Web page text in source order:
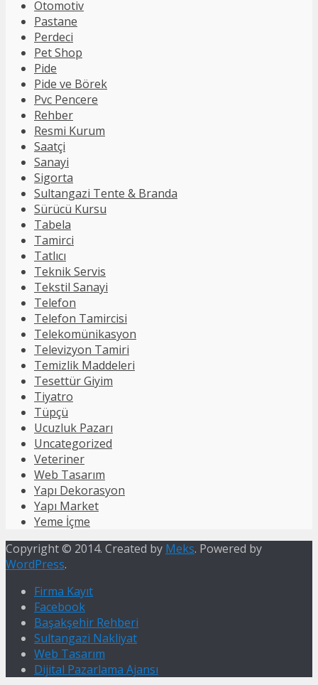
Otomotiv
Pastane
Perdeci
Pet Shop
Pide
Pide ve Börek
Pvc Pencere
Rehber
Resmi Kurum
Saatçi
Sanayi
Sigorta
Sultangazi Tente & Branda
Sürücü Kursu
Tabela
Tamirci
Tatlıcı
Teknik Servis
Tekstil Sanayi
Telefon
Telefon Tamircisi
Telekomünikasyon
Televizyon Tamiri
Temizlik Maddeleri
Tesettür Giyim
Tiyatro
Tüpçü
Ucuzluk Pazarı
Uncategorized
Veteriner
Web Tasarım
Yapı Dekorasyon
Yapı Market
Yeme İçme
Copyright © 2014. Created by Meks. Powered by
WordPress.
Firma Kayıt
Facebook
Başakşehir Rehberi
Sultangazi Nakliyat
Web Tasarım
Dijital Pazarlama Ajansı